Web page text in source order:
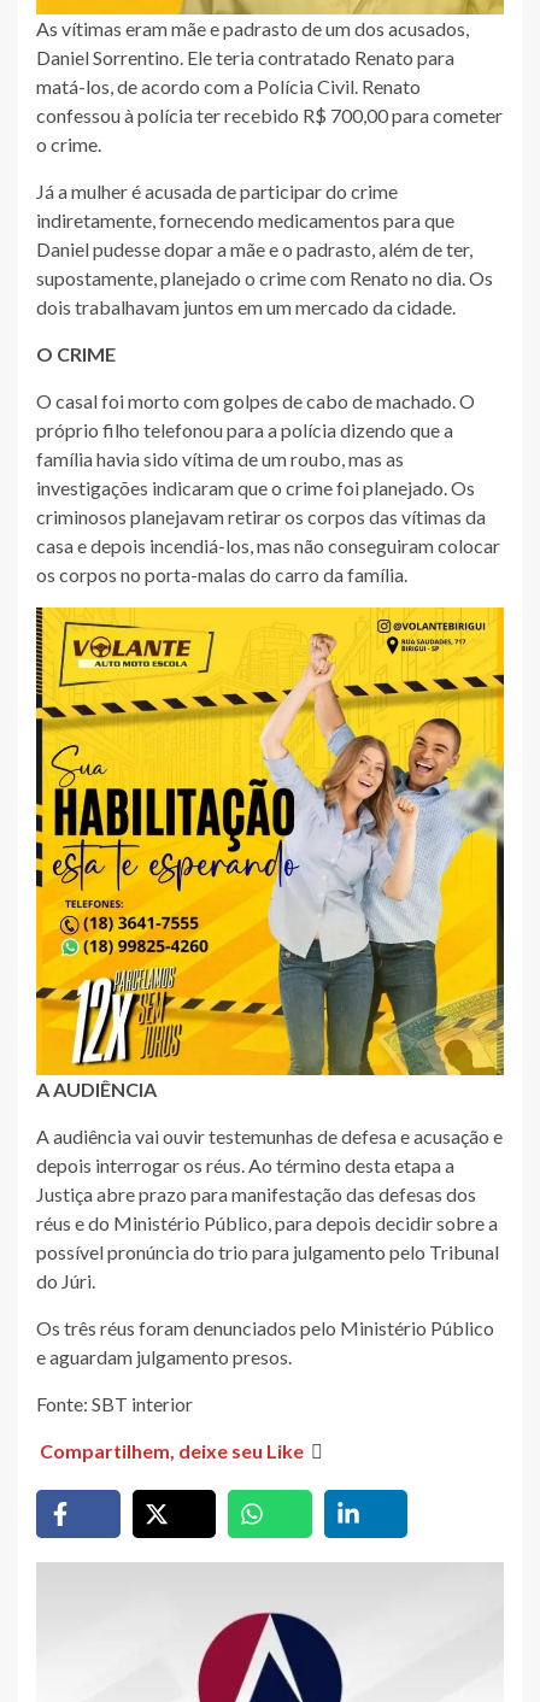
As vítimas eram mã​​e e padrasto de um dos acusados,
Daniel Sorrentino. Ele teria contratado Renato para
matá-los, de acordo com a Polícia Civil.​ Renato
confessou à polícia ter recebido R$ 700,00 para cometer
o crime.
​Já a mulher é acusada de participar do crime
indiretamente, fornecendo medicamentos para que
Daniel pudesse dopar a mãe e o padrasto, além de ter,
supostamente, planejado o crime com Renato no dia. Os
dois trabalhavam juntos em um mercado da cidade.
O CRIME
O casal foi morto com golpes de cabo de machado. O
próprio filho telefonou para a polícia dizendo que a
família havia sido vítima de um roubo, mas as
investigações indicaram que o crime foi planejado. Os
criminosos planejavam retirar os corpos das vítimas da
casa e depois incendiá-los, mas não conseguiram colocar
os corpos no porta-malas do carro da família.
A AUDIÊNCIA
​A audiência vai ouvir testemunhas de defesa e acusação e
depois interrogar os réus.​ Ao término desta etapa a
Justiça abre prazo para manifestação das defesas dos
réus e do Ministério Público, para depois decidir sobre a
possível pronúncia do trio para julgamento pelo Tribunal
do Júri.​
Os três réus foram denunciados pelo Ministério Público
e aguardam julgamento presos.
Fonte: SBT interior
Compartilhem, deixe seu Like 